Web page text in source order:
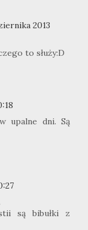
2013
to służy:D
upalne dni. Są
są bibułki z